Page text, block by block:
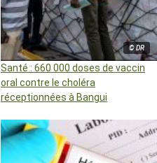
© DR
Santé : 660 000 doses de vaccin
oral contre le choléra
réceptionnées à Bangui